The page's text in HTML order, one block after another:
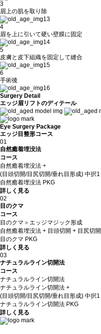
3
眉上の肌を取り除
4
眉を上に引いて硬い壁膜に固定
5
皮膚と皮下組織を固定して縫合
6
手術後
Surgery Detail
エッジ眉リフトのディテール
Eye Surgery Package
エッジ目整形コース
01
自然癒着埋没法
コース
自然癒着埋没法 +
(目頭切開/目尻切開/垂れ目形成) 中択1
自然癒着埋没法 PKG
詳しく見る
02
目のクマ
コース
目のクマ＞エッジマジック形成
自然癒着埋没法 + 目頭切開 + 目尻切開
目のクマ PKG
詳しく見る
03
ナチュラルライン切開法
コース
ナチュラルライン切開法
ナチュラルライン切開法 +
(目頭切開/目尻切開/垂れ目形成) 中択1
ナチュラルライン切開法 PKG
詳しく見る